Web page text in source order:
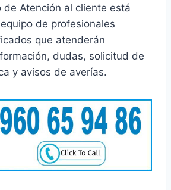
de Atención al cliente está
de profesionales
que atenderán
dudas, solicitud de
y avisos de averías.